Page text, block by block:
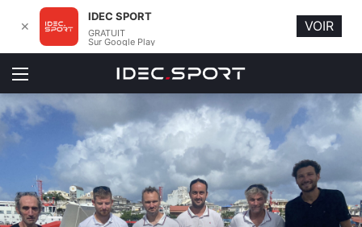
Menu
✕
IDEC SPORT
GRATUIT
Sur Google Play
VOIR